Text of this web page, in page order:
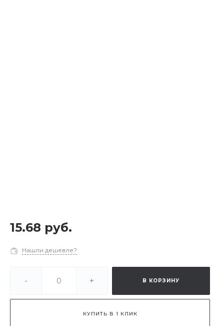
15.68 руб.
Нашли дешевле?
- + В КОРЗИНУ
КУПИТЬ В 1 КЛИК